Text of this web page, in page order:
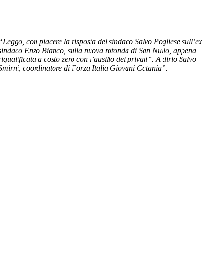
con piacere la risposta del sindaco Salvo Pogliese sull’ex
Enzo Bianco, sulla nuova rotonda di San Nullo, appena
a costo zero con l’ausilio dei privati”. A dirlo Salvo
coordinatore di Forza Italia Giovani Catania”.